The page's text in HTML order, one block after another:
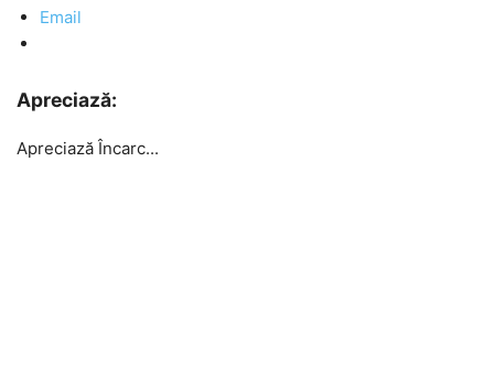
Email
Apreciază:
Apreciază Încarc...